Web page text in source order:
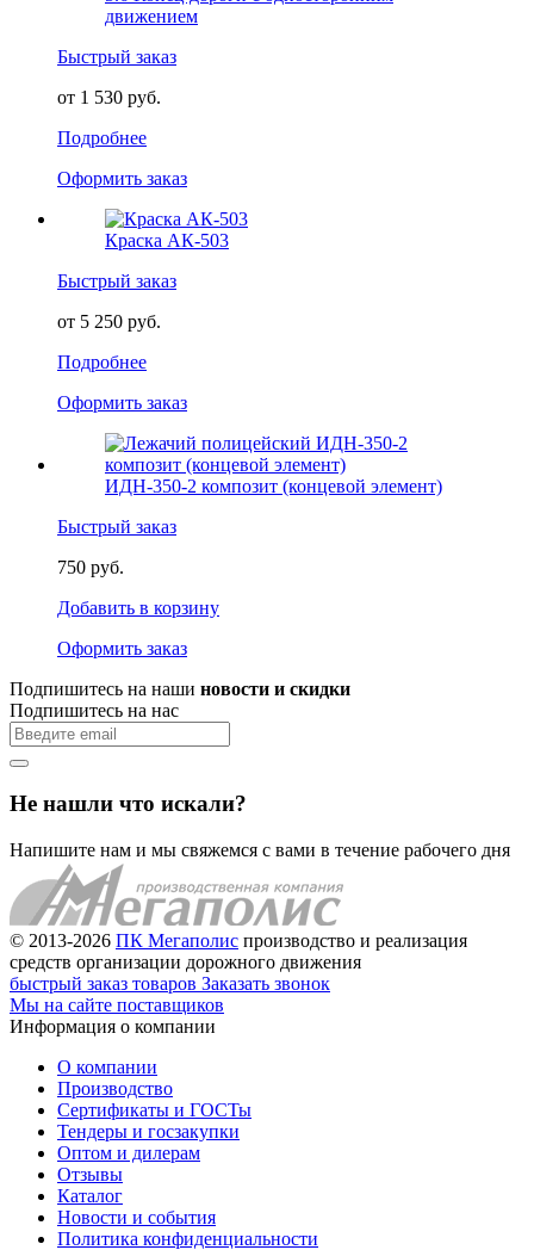
движением
Быстрый заказ
от 1 530 руб.
Подробнее
Оформить заказ
Краска АК-503
Быстрый заказ
от 5 250 руб.
Подробнее
Оформить заказ
ИДН-350-2 композит (концевой элемент)
Быстрый заказ
750 руб.
Добавить в корзину
Оформить заказ
Подпишитесь на наши новости и скидки
Подпишитесь на нас
Не нашли что искали?
Напишите нам и мы свяжемся с вами в течение рабочего дня
© 2013-2026 ПК Мегаполис производство и реализация
средств организации дорожного движения
быстрый заказ товаров Заказать звонок
Мы на сайте поставщиков
Информация о компании
О компании
Производство
Сертификаты и ГОСТы
Тендеры и госзакупки
Оптом и дилерам
Отзывы
Каталог
Новости и события
Политика конфиденциальности